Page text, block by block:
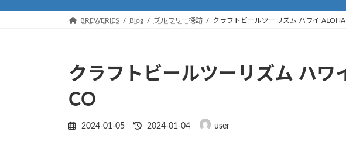
BREWERIES Blog ブルワリー探訪 クラフトビールツーリズム ハワイ ALOHA
クラフトビールツーリズム ハワ
CO
2024-01-05
最
2024-01-04 user